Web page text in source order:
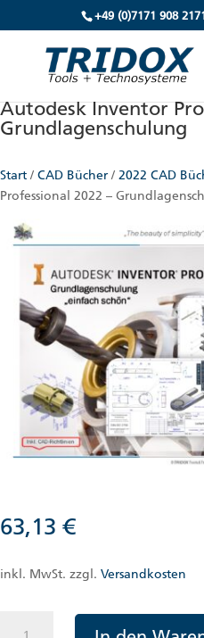
+49 (0)7171 908
Autodesk Inventor
Grundlagenschulung
Start/ CAD Bücher/ 2022 CAD
Professional 2022 –
63,13 €
inkl. MwSt. zzgl. Versandkosten